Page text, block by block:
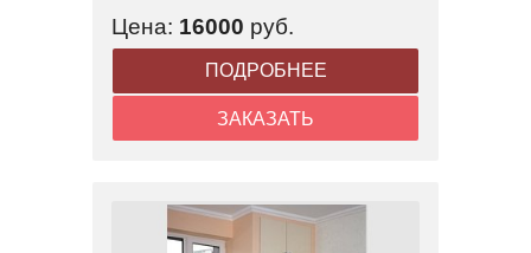
Цена: 16000 руб.
ПОДРОБНЕЕ
ЗАКАЗАТЬ